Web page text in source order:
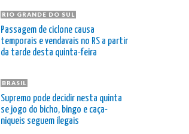
RIO GRANDE DO SUL
Passagem de ciclone causa
temporais e vendavais no RS a partir
da tarde desta quinta-feira
BRASIL
Supremo pode decidir nesta quinta
se jogo do bicho, bingo e caça-
níqueis seguem ilegais